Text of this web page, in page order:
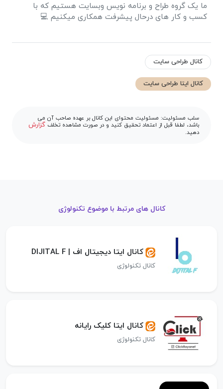
ما یک گروه طراح و برنامه نویس وبسایت هستیم که با
کسب و کار های درحال پیشرفت همکاری میکنیم 💻
کانال طراحی سایت
کانال ایتا طراحی سایت
سلب مسئولیت: مسئولیت محتوای این کانال بر عهده صاحب آن می
باشد، لطفا قبل از اعتماد تحقیق کنید و در صورت مشاهده تخلف گزارش
دهید.
کانال های مرتبط با موضوع تکنولوژی
کانال ایتا دیجیتال اف | DIJITAL F
کانال تکنولوژی
کانال ایتا کلیک رایانه
کانال تکنولوژی